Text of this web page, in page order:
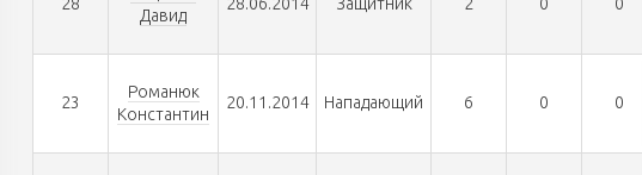
Давид
23
Романюк
Константин
20.11.2014 Нападающий 6 0 0